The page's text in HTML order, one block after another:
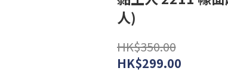
人)
HK$350.00
HK$299.00